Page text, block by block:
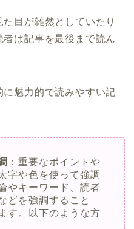
目が雑然としていたり
は記事を最後まで読ん
魅力的で読みやすい記
：重要なポイントや
字や色を使って強調
やキーワード、読者
どを強調すること
す。以下のような方